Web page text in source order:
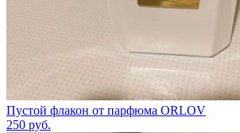
Пустой флакон от парфюма ORLOV
250 руб.